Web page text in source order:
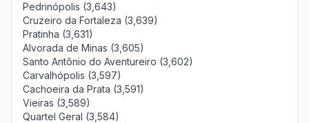
Pedrinópolis (3,643)
Cruzeiro da Fortaleza (3,639)
Pratinha (3,631)
Alvorada de Minas (3,605)
Santo Antônio do Aventureiro (3,602)
Carvalhópolis (3,597)
Cachoeira da Prata (3,591)
Vieiras (3,589)
Quartel Geral (3,584)